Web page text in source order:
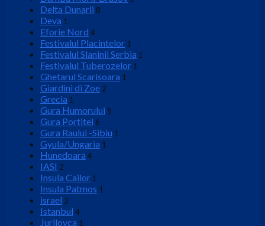
Delta Dunarii 8
Deva 1
Eforie Nord 4
Festivalul Placintelor 1
Festivalul Slaninii Serbia 1
Festivalul Tuberozelor 1
Ghetarul Scarisoara 1
Giardini di Zoe 2
Grecia 1
Gura Humorului 5
Gura Portitei 6
Gura Raului -Sibiu 1
Gyula/Ungaria 1
Hunedoara 4
IASI 2
Insula Cailor 1
Insula Patmos 1
israel 2
Istanbul 4
Jurilovca 1